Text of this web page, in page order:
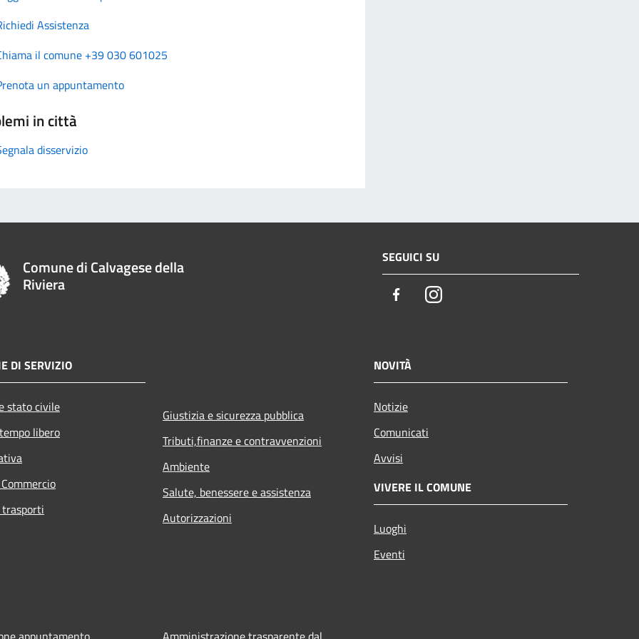
Assistenza
il comune +39 030 601025
un appuntamento
in città
disservizio
Comune di Calvagese della
Riviera
SEGUICI SU
FacebookInstagram
DI SERVIZIO
stato civile
libero
Giustizia e sicurezza pubblica
Tributi,finanze e contravvenzioni
Ambiente
Salute, benessere e assistenza
Autorizzazioni
NOVITÀ
Notizie
Comunicati
Avvisi
VIVERE IL COMUNE
Luoghi
Eventi